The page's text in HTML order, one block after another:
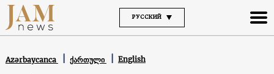
РУССКИЙ
Azərbaycanca ქართული English